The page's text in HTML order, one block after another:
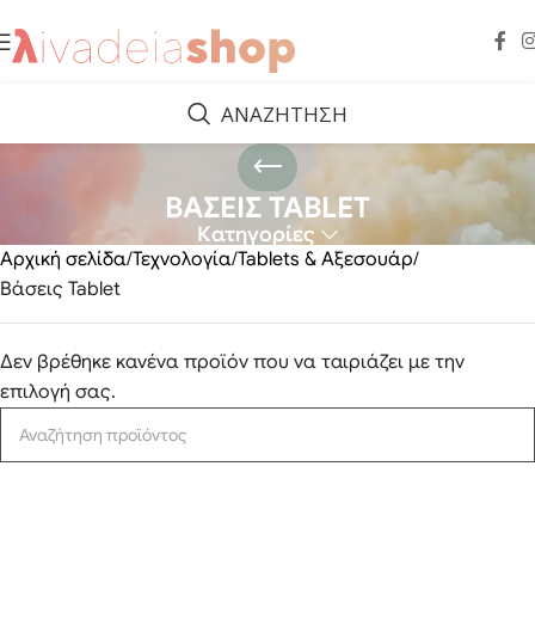
ΑΝΑΖΗΤΗΣΗ
ΒΑΣΕΙΣ TABLET
Κατηγορίες
Αρχική σελίδα Τεχνολογία Tablets & Αξεσουάρ
Βάσεις Tablet
Δεν βρέθηκε κανένα προϊόν που να ταιριάζει με την
επιλογή σας.